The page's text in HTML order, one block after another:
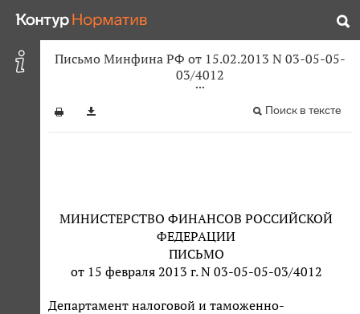
Письмо Минфина РФ от 15.02.2013 N 03-05-05-
03/4012
Поиск в тексте
МИНИСТЕРСТВО ФИНАНСОВ РОССИЙСКОЙ
ФЕДЕРАЦИИ
ПИСЬМО
от 15 февраля 2013 г. N 03-05-05-03/4012
Департамент налоговой и таможенно-